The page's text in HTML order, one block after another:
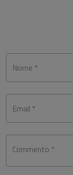
Nome *
Email *
Commento *